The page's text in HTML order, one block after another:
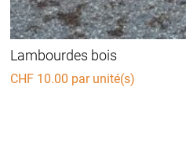
Lambourdes bois
CHF 10.00 par unité(s)